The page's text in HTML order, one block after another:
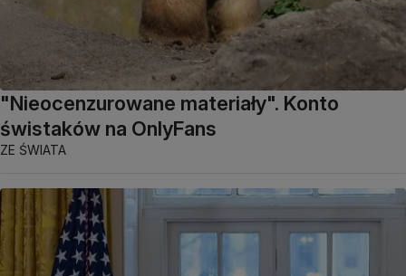
"Nieocenzurowane materiały". Konto
świstaków na OnlyFans
ZE ŚWIATA